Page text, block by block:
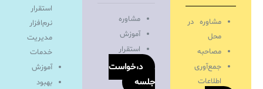
مشاوره در
محل
مصاحبه
جمع‌آوری
اطلاعات
مشاوره
آموزش
استقرار
درخواست
جلسه
استقرار
نرم‌افزار
مدیریت
خدمات
آموزش
بهبود